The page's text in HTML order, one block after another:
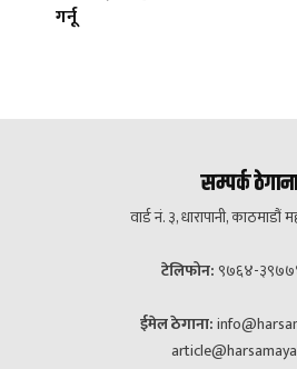
गर्नू
सम्पर्क ठेगाना
वार्ड नं. ३, धारापानी, काठमाडौं
टेलिफोन: ९७६४-
ईमेल ठेगाना: